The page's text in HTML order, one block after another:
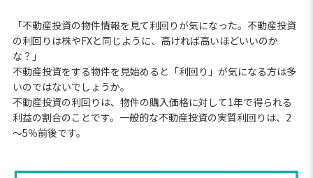
「不動産投資の物件情報を見て利回りが気になった。不動産投資
の利回りは株やFXと同じように、高ければ高いほどいいのか
な？」
不動産投資をする物件を見始めると「利回り」が気になる方は多
いのではないでしょうか。
不動産投資の利回りは、物件の購入価格に対して1年で得られる
利益の割合のことです。一般的な不動産投資の実質利回りは、2
～5％前後です。